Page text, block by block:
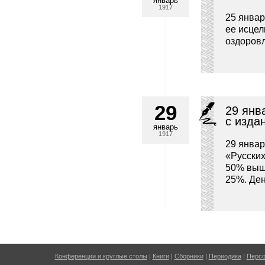
1917
25
ее
29
январь
1917
29
с
29
50%
25%.
Конференции и круглые столы | Книги| Сборники| Периодика|